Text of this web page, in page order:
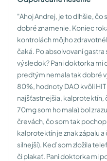
"Ahoj Andrej, je to dlhšie, čo
dobré znamenie. Koniec
kontrolách môjho
čaká. Po absolvovaní
výsledok? Pani doktorka mi
predtým nemala tak dobré
80%, hodnoty DAO kvôli
najšťastnejšia, kalprotektín,
70mg som ho mala) bol
črevách, čo som tak
kalprotektín je znak zápalu a
silnejší). Keď som zložila
či plakať. Pani doktorka mi